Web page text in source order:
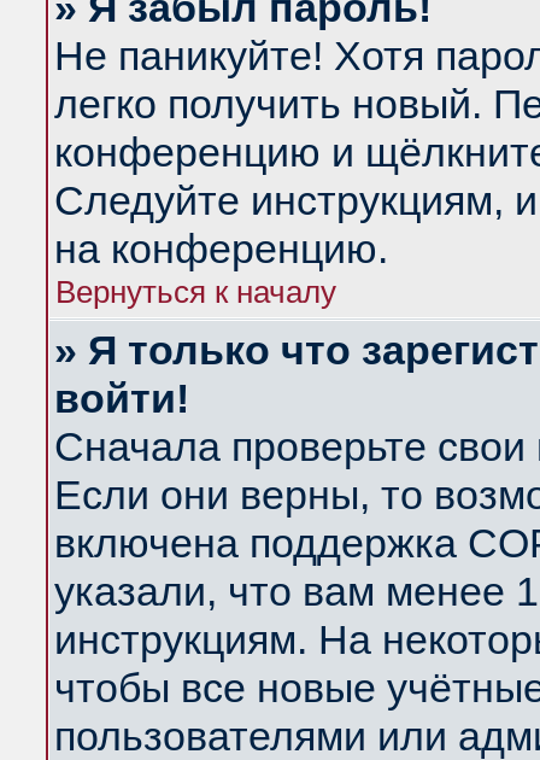
Не паникуйте! Хотя
легко получить новый.
конференцию и
Следуйте инструкциям,
на конференцию.
Вернуться к началу
» Я только что
войти!
Сначала проверьте
Если они верны, то
включена поддержка
указали, что вам менее
инструкциям. На
чтобы все новые
пользователями или